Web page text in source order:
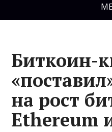
Биткоин-
на рост
Ethereum